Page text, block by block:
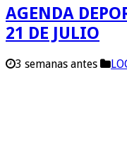
AGENDA
21 DE JULIO
3 semanas antes